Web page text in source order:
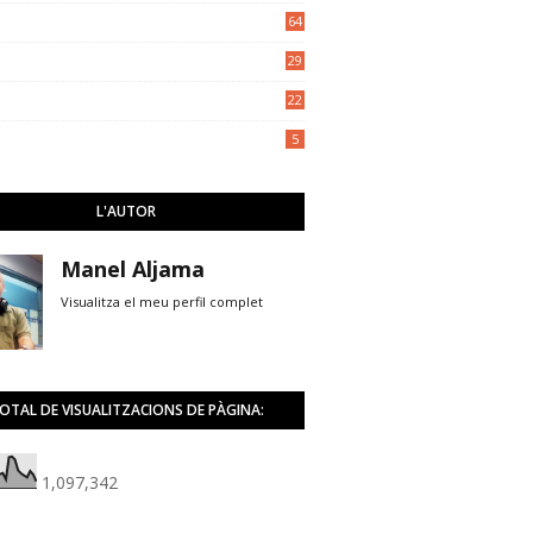
64
29
22
5
L'AUTOR
Manel Aljama
Visualitza el meu perfil complet
DE VISUALITZACIONS DE PÀGINA:
1,097,342